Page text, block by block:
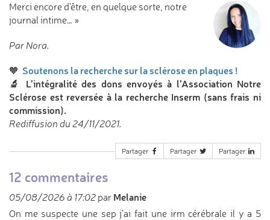
Merci encore d'être, en quelque sorte, notre
journal intime… »
Par Nora.
🧡 Soutenons la recherche sur la sclérose en plaques !
🔬 L’intégralité des dons envoyés à l’Association Notre
Sclérose est reversée à la recherche Inserm (sans frais ni
commission).
Rediffusion du 24/11/2021.
Partager Partager Partager
12 commentaires
05/08/2026 à 17:02 par Melanie
On me suspecte une sep j’ai fait une irm cérébrale il y a 5